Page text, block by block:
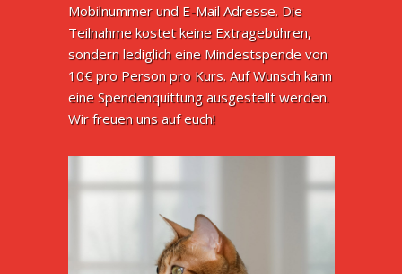
Mobilnummer und E-Mail Adresse. Die
Teilnahme kostet keine Extragebühren,
sondern lediglich eine Mindestspende von
10€ pro Person pro Kurs. Auf Wunsch kann
eine Spendenquittung ausgestellt werden.
Wir freuen uns auf euch!